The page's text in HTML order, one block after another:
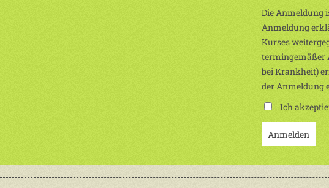
Die Anmeldung
Anmeldung
Kurses
termingemäßer
bei Krankheit)
der Anmeldung
Ich
Anmelden